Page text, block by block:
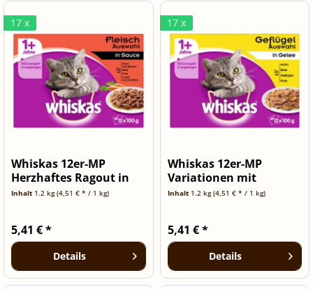
17 x
Whiskas 12er-MP
Herzhaftes Ragout in
Sauce 12 x...
Inhalt 1.2 kg(4,51 € * / 1 kg)
5,41 € *
Details
17 x
Whiskas 12er-MP
Variationen mit
Gefluegel in...
Inhalt 1.2 kg(4,51 € * / 1 kg)
5,41 € *
Details